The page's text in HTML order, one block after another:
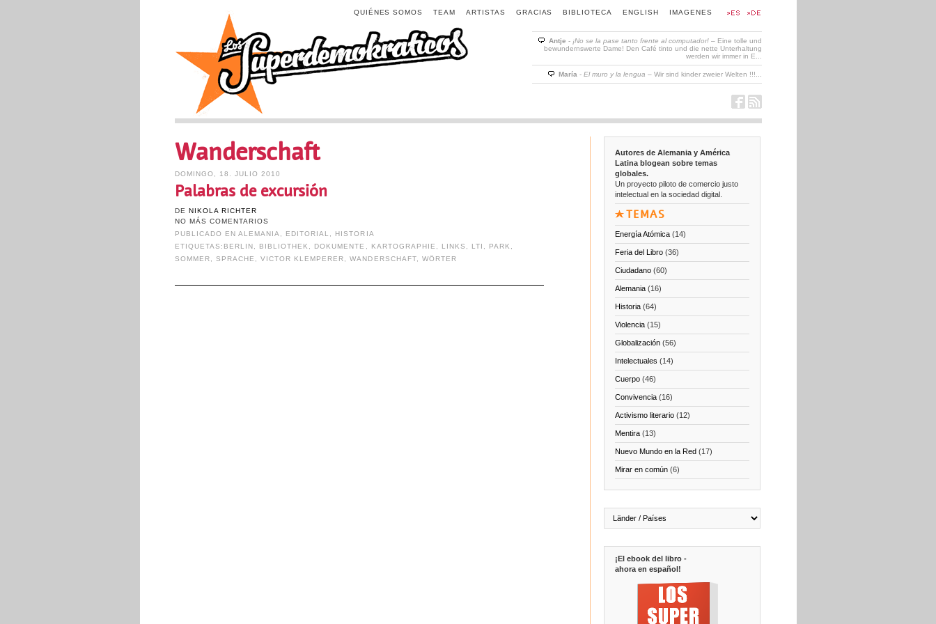
IMAGENES
ENGLISH
BIBLIOTECA
GRACIAS
ARTISTAS
TEAM
QUIÉNES SOMOS
Antje - ¡No se la pase tanto frente al computador!– Eine tolle und
bewundernswerte Dame! Den Café tinto und die nette Unterhaltung
werden wir immer in E...
María - El muro y la lengua – Wir sind kinder zweier Welten !!!...
Wanderschaft
DOMINGO, 18. JULIO 2010
Palabras de excursión
DE NIKOLA RICHTER
NO MÁS COMENTARIOS
PUBLICADO EN ALEMANIA EDITORIAL
HISTORIA
ETIQUETAS: BERLIN BIBLIOTHEK DOKUMENTE KARTOGRAPHIE LINKS LTI PARK
SOMMER
SPRACHE VICTOR KLEMPERER ,WANDERSCHAFT, WÖRTER
Autores de Alemania y América
Latina blogean sobre temas
globales.
Un proyecto piloto de comercio justo
intelectual en la sociedad digital.
TEMAS
Energía Atómica(14)
Feria del Libro(36)
Ciudadano(60)
Alemania(16)
Historia(64)
Violencia(15)
Globalización(56)
Intelectuales (14)
Cuerpo(46)
Convivencia(16)
Activismo literario(12)
Mentira(13)
Nuevo Mundo en la Red(17)
Mirar en común(6)
¡El ebook del libro -
ahora en español!